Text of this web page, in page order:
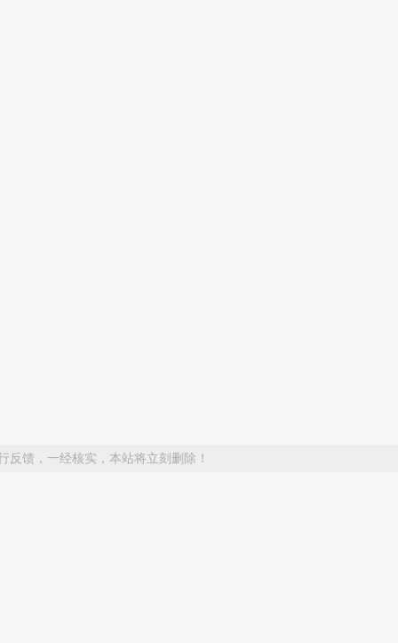
反馈，一经核实，本站将立刻删除！